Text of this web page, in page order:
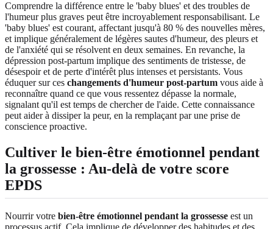
Comprendre la différence entre le 'baby blues' et des troubles de
l'humeur plus graves peut être incroyablement responsabilisant. Le
'baby blues' est courant, affectant jusqu'à 80 % des nouvelles mères,
et implique généralement de légères sautes d'humeur, des pleurs et
de l'anxiété qui se résolvent en deux semaines. En revanche, la
dépression post-partum implique des sentiments de tristesse, de
désespoir et de perte d'intérêt plus intenses et persistants. Vous
éduquer sur ces changements d'humeur post-partum vous aide à
reconnaître quand ce que vous ressentez dépasse la normale,
signalant qu'il est temps de chercher de l'aide. Cette connaissance
peut aider à dissiper la peur, en la remplaçant par une prise de
conscience proactive.
Cultiver le bien-être émotionnel pendant
la grossesse : Au-delà de votre score
EPDS
Nourrir votre bien-être émotionnel pendant la grossesse est un